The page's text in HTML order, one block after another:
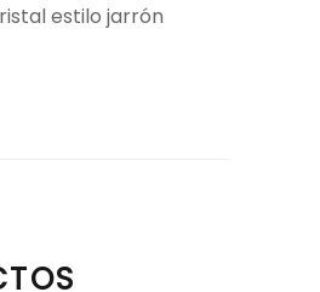
estilo jarrón